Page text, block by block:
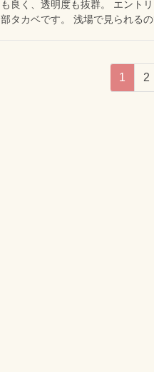
も良く、透明度も抜群。 エント
部タカベです。 浅場で見られる
1 2